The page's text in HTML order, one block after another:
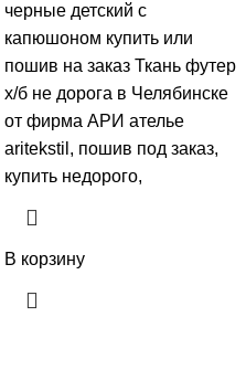
черные детский с
капюшоном купить или
пошив на заказ Ткань футер
х/б не дорога в Челябинске
от фирма АРИ ателье
aritekstil, пошив под заказ,
купить недорого,
В корзину